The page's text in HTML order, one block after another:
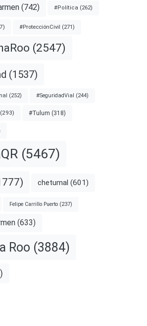
(742) #Política (262)
#ProtecciónCivil (271)
(2547)
(1537)
(252) #SeguridadVial (244)
(293) #Tulum (318)
(5467)
chetumal (601)
Felipe Carrillo Puerto (237)
(633)
Roo (3884)